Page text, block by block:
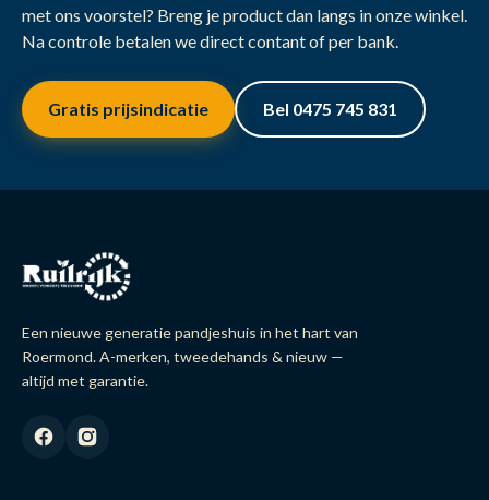
met ons voorstel? Breng je product dan langs in onze winkel.
Na controle betalen we direct contant of per bank.
Gratis prijsindicatie Bel 0475 745 831
Een nieuwe generatie pandjeshuis in het hart van
Roermond. A-merken, tweedehands & nieuw —
altijd met garantie.